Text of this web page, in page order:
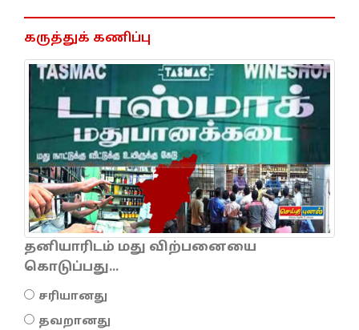
கருத்துக் கணிப்பு
தனியாரிடம் மது விற்பனையை
கொடுப்பது...
சரியானது
தவறானது